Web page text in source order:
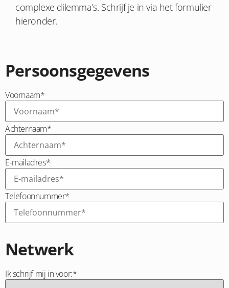
complexe dilemma’s. Schrijf je in via het formulier
hieronder.
Persoonsgegevens
Voornaam*
Achternaam*
E-mailadres*
Telefoonnummer*
Netwerk
Ik schrijf mij in voor:*